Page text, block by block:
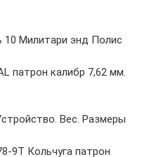
Милитари энд Полис
патрон калибр 7,62 мм.
Вес. Размеры
9Т Кольчуга патрон